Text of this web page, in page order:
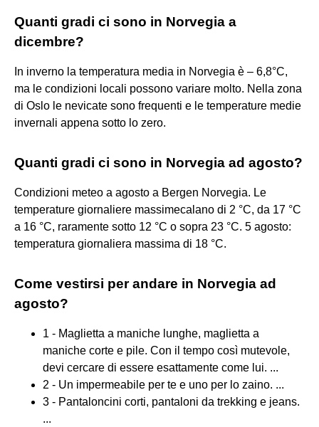
Quanti gradi ci sono in Norvegia a
dicembre?
In inverno la temperatura media in Norvegia è – 6,8°C,
ma le condizioni locali possono variare molto. Nella zona
di Oslo le nevicate sono frequenti e le temperature medie
invernali appena sotto lo zero.
Quanti gradi ci sono in Norvegia ad agosto?
Condizioni meteo a agosto a Bergen Norvegia. Le
temperature giornaliere massimecalano di 2 °C, da 17 °C
a 16 °C, raramente sotto 12 °C o sopra 23 °C. 5 agosto:
temperatura giornaliera massima di 18 °C.
Come vestirsi per andare in Norvegia ad
agosto?
1 - Maglietta a maniche lunghe, maglietta a
maniche corte e pile. Con il tempo così mutevole,
devi cercare di essere esattamente come lui. ...
2 - Un impermeabile per te e uno per lo zaino. ...
3 - Pantaloncini corti, pantaloni da trekking e jeans.
...